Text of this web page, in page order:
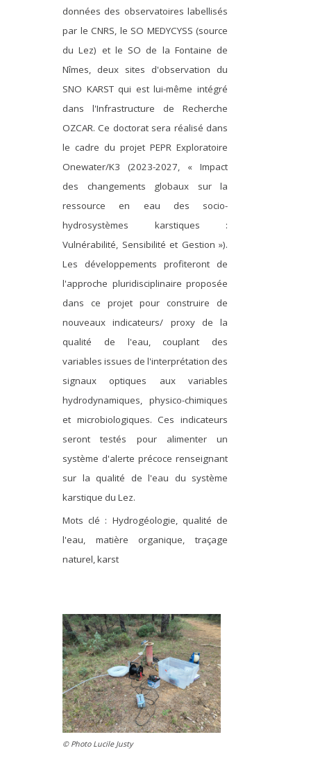
données des observatoires labellisés
par le CNRS, le SO MEDYCYSS (source
du Lez) et le SO de la Fontaine de
Nîmes, deux sites d'observation du
SNO KARST qui est lui-même intégré
dans l'Infrastructure de Recherche
OZCAR. Ce doctorat sera réalisé dans
le cadre du projet PEPR Exploratoire
Onewater/K3 (2023-2027, « Impact
des changements globaux sur la
ressource en eau des socio-
hydrosystèmes karstiques :
Vulnérabilité, Sensibilité et Gestion »).
Les développements profiteront de
l'approche pluridisciplinaire proposée
dans ce projet pour construire de
nouveaux indicateurs/ proxy de la
qualité de l'eau, couplant des
variables issues de l'interprétation des
signaux optiques aux variables
hydrodynamiques, physico-chimiques
et microbiologiques. Ces indicateurs
seront testés pour alimenter un
système d'alerte précoce renseignant
sur la qualité de l'eau du système
karstique du Lez.
Mots clé : Hydrogéologie, qualité de
l'eau, matière organique, traçage
naturel, karst
© Photo Lucile Justy